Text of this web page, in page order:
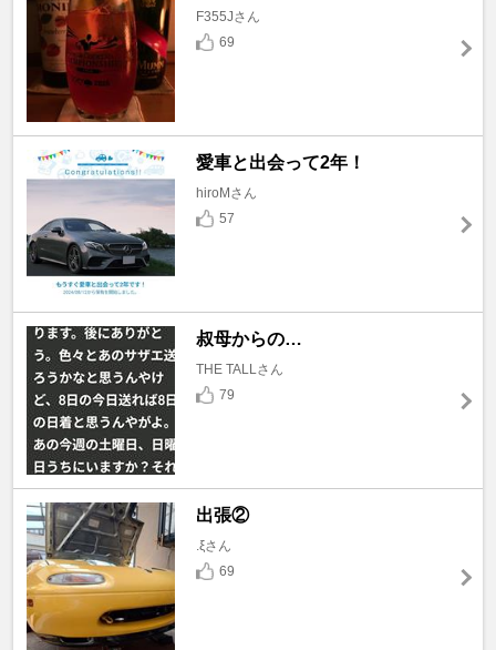
F355Jさん
69
愛車と出会って2年！
hiroMさん
57
叔母からの…
THE TALLさん
79
出張②
.ξさん
69